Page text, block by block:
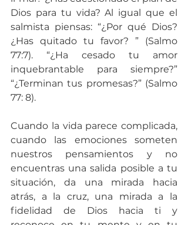
Dios para tu vida? Al igual que el
salmista piensas: “¿Por qué Dios?
¿Has quitado tu favor? ” (Salmo
77:7). “¿Ha cesado tu amor
inquebrantable para siempre?”
“¿Terminan tus promesas?” (Salmo
77: 8).
Cuando la vida parece complicada,
cuando las emociones someten
nuestros pensamientos y no
encuentras una salida posible a tu
situación, da una mirada hacia
atrás, a la cruz, una mirada a la
fidelidad de Dios hacia ti y